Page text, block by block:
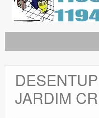
Limpa Fossa
Caça Vazamentos
JARDIM